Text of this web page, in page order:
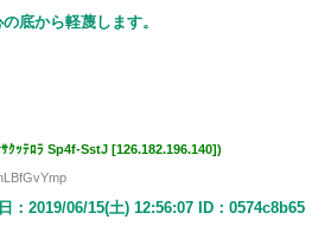
底から軽蔑します。
ｸｯﾃﾛﾗ Sp4f-SstJ [126.182.196.140])
：2019/06/15(土) 12:56:07 ID：0574c8b65